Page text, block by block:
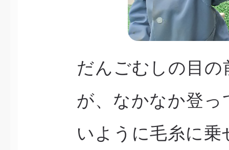
だんごむしの目
が、なかなか登
いように毛糸に